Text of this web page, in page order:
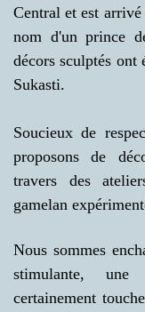
Central et est
nom d'un prince
décors sculptés ont
Sukasti.
Soucieux de
proposons de
travers des
gamelan
Nous sommes
stimulante,
certainement